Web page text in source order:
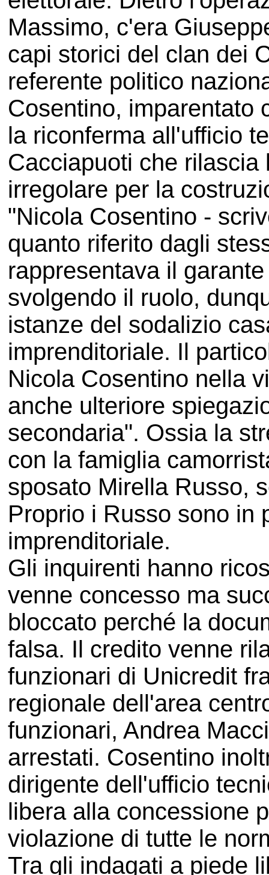
Massimo, c'era
capi storici del clan dei
referente politico
Cosentino, imparentato
la riconferma all'ufficio
Cacciapuoti che
irregolare per la
"Nicola Cosentino -
quanto riferito dagli
rappresentava il
svolgendo il ruolo,
istanze del sodalizio
imprenditoriale. Il
Nicola Cosentino nella
anche ulteriore
secondaria". Ossia la
con la famiglia
sposato Mirella Russo,
Proprio i Russo sono in
imprenditoriale.
Gli inquirenti hanno
venne concesso ma
bloccato perché la
falsa. Il credito venne
funzionari di Unicredit
regionale dell'area
funzionari, Andrea
arrestati. Cosentino
dirigente dell'ufficio
libera alla concessione
violazione di tutte le
Tra gli indagati a piede